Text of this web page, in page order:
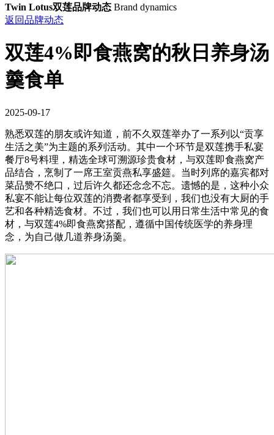
Twin Lotus双莲品牌动态 Brand dynamics
返回品牌动态
双莲4%即食燕窝的秋日养身汤
羹食单
2025-09-17
熟悉双莲的朋友或许知道，前不久双莲举办了一系列以“贡享
生活之美”为主题的系列活动。其中一个环节是双莲携手私宴
餐厅8号料理，精选全球可溯源珍贵食材，与双莲即食燕窝产
品结合，烹制了一席王室贡燕私享盛筵。当时列席的嘉宾都对
菜品赞不绝口，过后许久都还念念不忘。遗憾的是，这种小众
私宴不能让每位双莲的消费者都享受到，我们也没有大厨的手
艺和各种精选食材。不过，我们也可以用日常生活中常见的食
材，与双莲4%即食燕窝搭配，遵循中国传统医学的养身理
念，为自己做几道养身汤羹。